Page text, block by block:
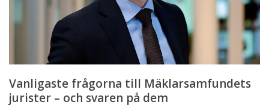
Vanligaste frågorna till Mäklarsamfundets
jurister – och svaren på dem